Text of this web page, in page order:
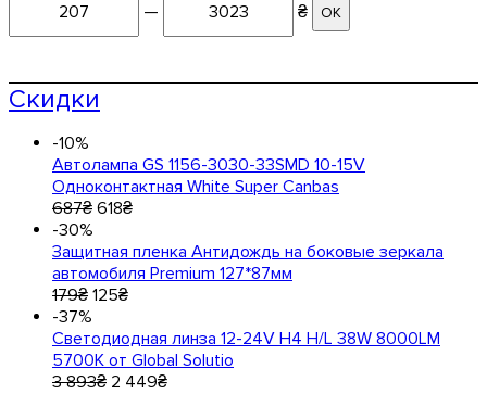
— ₴ ОК
Скидки
-10%
Автолампа GS 1156-3030-33SMD 10-15V
Одноконтактная White Super Canbas
687₴ 618₴
-30%
Защитная пленка Антидождь на боковые зеркала
автомобиля Premium 127*87мм
179₴ 125₴
-37%
Светодиодная линза 12-24V Н4 H/L 38W 8000LM
5700K от Global Solutio
3 893₴ 2 449₴